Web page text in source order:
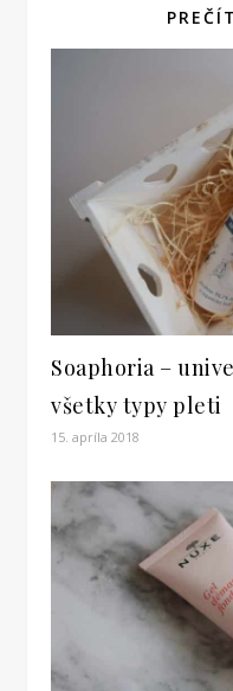
Soaphoria –
všetky typy pleti
15. apríla 2018